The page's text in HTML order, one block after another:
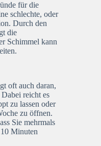
für die
schlechte, oder
Durch den
die
Schimmel kann
oft auch daran,
reicht es
zu lassen oder
zu öffnen.
Sie mehrmals
Minuten